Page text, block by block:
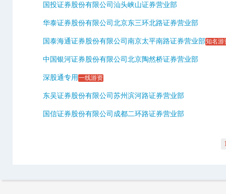
国投证券股份有限公司汕头峡山证券营业部
华泰证券股份有限公司北京东三环北路证券营业部
国泰海通证券股份有限公司南京太平南路证券营业部知名游
中国银河证券股份有限公司北京陶然桥证券营业部
深股通专用 一线游资
东吴证券股份有限公司苏州滨河路证券营业部
国信证券股份有限公司成都二环路证券营业部